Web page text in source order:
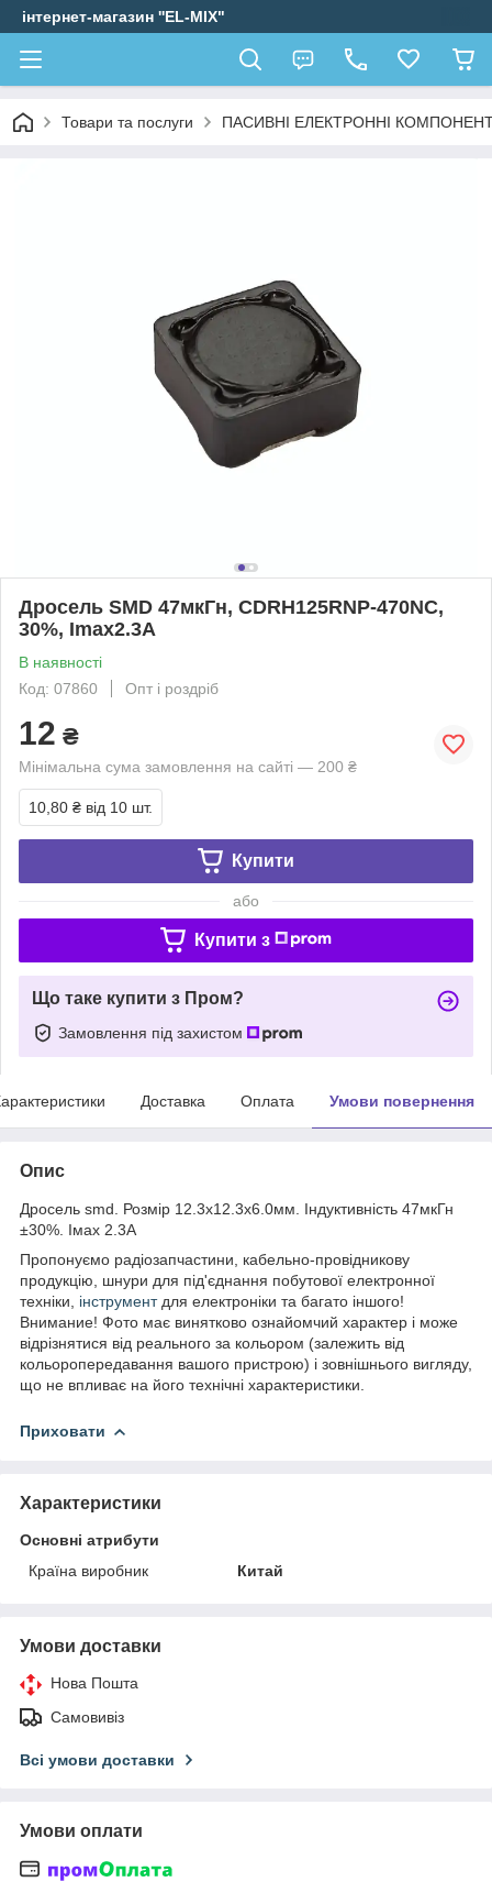
інтернет-магазин ''EL-MIX"
Товари та послуги ПАСИВНІ ЕЛЕКТРОННІ
Дросель SMD 47мкГн, CDRH125RNP-470NC,
30%, Imax2.3А
В наявності
Код: 07860
Опт і роздріб
12 ₴
Мінімальна сума замовлення на сайті — 200 ₴
10,80 ₴ від 10 шт.
Купити
або
Купити з
Що таке купити з Пром?
Замовлення під захистом
Доставка Оплата Умови повернення
Опис
Дросель smd. Розмір 12.3x12.3x6.0мм. Індуктивність 47мкГн
±30%. Імах 2.3А
Пропонуємо радіозапчастини, кабельно-провідникову
продукцію, шнури для під'єднання побутової електронної
техніки, інструментдля електроніки та багато іншого!
Внимание! Фото має винятково ознайомчий характер і може
відрізнятися від реального за кольором (залежить від
кольоропередавання вашого пристрою) і зовнішнього вигляду,
що не впливає на його технічні характеристики.
Приховати
Характеристики
Основні атрибути
Країна виробник
Китай
Умови доставки
Нова Пошта
Самовивіз
Всі умови доставки
Умови оплати